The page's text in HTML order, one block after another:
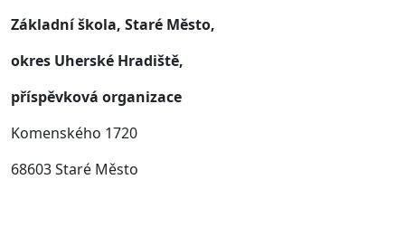
Základní škola, Staré Město,
okres Uherské Hradiště,
příspěvková organizace
Komenského 1720
68603 Staré Město